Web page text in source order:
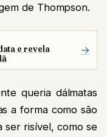
de Thompson.
e revela
→
queria dálmatas
a forma como são
ser risível, como se